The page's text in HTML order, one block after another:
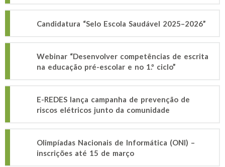
Candidatura “Selo Escola Saudável 2025–2026”
Webinar “Desenvolver competências de escrita
na educação pré-escolar e no 1.º ciclo”
E-REDES lança campanha de prevenção de
riscos elétricos junto da comunidade
Olimpíadas Nacionais de Informática (ONI) –
inscrições até 15 de março